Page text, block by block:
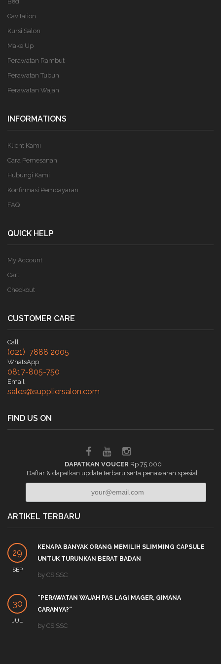
Cavitation
Kursi Salon
Make Up
Perawatan Rambut
Perawatan Tubuh
Perawatan Wajah
INFORMATIONS
Klient Kami
Cara Pemesanan
Hubungi Kami
Konfirmasi Pembayaran
FAQ
QUICK HELP
My Account
Cart
Checkout
CUSTOMER CARE
Call :
(021) 7888 2005
WhatsApp
0817-805-750
Email
sales@suppliersalon.com
FIND US ON
DAPATKAN VOUCER Rp 75.000
Daftar & dapatkan update terbaru serta penawaran spesial.
ARTIKEL TERBARU
29
SEP
KENAPA BANYAK ORANG MEMILIH SLIMMING CAPSULE
UNTUK TURUNKAN BERAT BADAN
by CS SSC
30
JUL
“PERAWATAN WAJAH PAS LAGI MAGER, GIMANA
CARANYA?”
by CS SSC